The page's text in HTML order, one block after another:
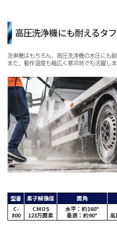
高圧洗浄機にも耐えるタ
洗車機はもちろん、高圧洗浄機の水圧にも耐
また、動作温度も幅広く寒冷地でも活躍し
型番 素子解像度 画角
C-
800
CMOS
123万画素
水平：約160°
垂直：約90°
高